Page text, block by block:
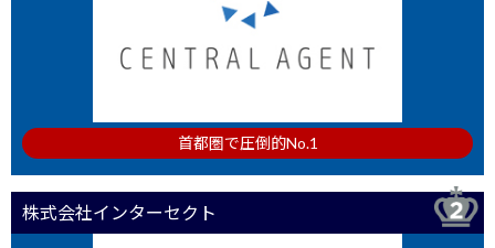
首都圏で圧倒的No.1
株式会社インターセクト